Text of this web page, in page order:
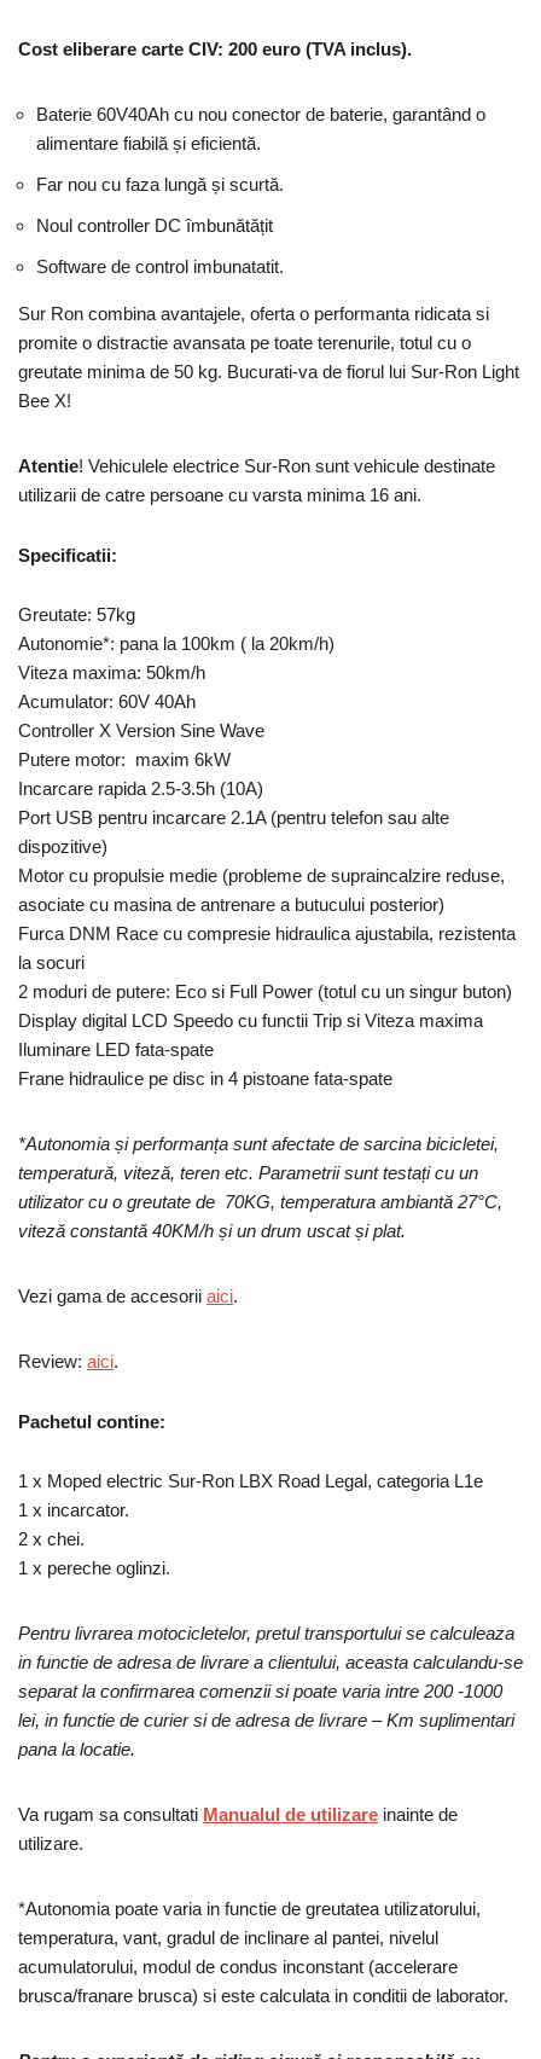
Cost eliberare carte CIV: 200 euro (TVA inclus).
Baterie 60V40Ah cu nou conector de baterie, garantând o
alimentare fiabilă și eficientă.
Far nou cu faza lungă și scurtă.
Noul controller DC îmbunătățit
Software de control imbunatatit.
Sur Ron combina avantajele, oferta o performanta ridicata si
promite o distractie avansata pe toate terenurile, totul cu o
greutate minima de 50 kg. Bucurati-va de fiorul lui Sur-Ron Light
Bee X!
Atentie! Vehiculele electrice Sur-Ron sunt vehicule destinate
utilizarii de catre persoane cu varsta minima 16 ani.
Specificatii:
Greutate: 57kg
Autonomie*: pana la 100km ( la 20km/h)
Viteza maxima: 50km/h
Acumulator: 60V 40Ah
Controller X Version Sine Wave
Putere motor: maxim 6kW
Incarcare rapida 2.5-3.5h (10A)
Port USB pentru incarcare 2.1A (pentru telefon sau alte
dispozitive)
Motor cu propulsie medie (probleme de supraincalzire reduse,
asociate cu masina de antrenare a butucului posterior)
Furca DNM Race cu compresie hidraulica ajustabila, rezistenta
la socuri
2 moduri de putere: Eco si Full Power (totul cu un singur buton)
Display digital LCD Speedo cu functii Trip si Viteza maxima
Iluminare LED fata-spate
Frane hidraulice pe disc in 4 pistoane fata-spate
*Autonomia și performanța sunt afectate de sarcina bicicletei,
temperatură, viteză, teren etc. Parametrii sunt testați cu un
utilizator cu o greutate de 70KG, temperatura ambiantă 27°C,
viteză constantă 40KM/h și un drum uscat și plat.
Vezi gama de accesorii aici.
Review: aici.
Pachetul contine:
1 x Moped electric Sur-Ron LBX Road Legal, categoria L1e
1 x incarcator.
2 x chei.
1 x pereche oglinzi.
Pentru livrarea motocicletelor, pretul transportului se calculeaza
in functie de adresa de livrare a clientului, aceasta calculandu-se
separat la confirmarea comenzii si poate varia intre 200 -1000
lei, in functie de curier si de adresa de livrare – Km suplimentari
pana la locatie.
Va rugam sa consultati Manualul de utilizare inainte de
utilizare.
*Autonomia poate varia in functie de greutatea utilizatorului,
temperatura, vant, gradul de inclinare al pantei, nivelul
acumulatorului, modul de condus inconstant (accelerare
brusca/franare brusca) si este calculata in conditii de laborator.